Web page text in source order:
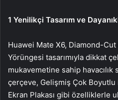
1 Yenilikçi Tasarım ve
Huawei Mate X6, Diamond-Cut
Yörüngesi tasarımıyla dikkat
mukavemetine sahip havacılık
çerçeve, Gelişmiş Çok
Ekran Plakası gibi özelliklerle